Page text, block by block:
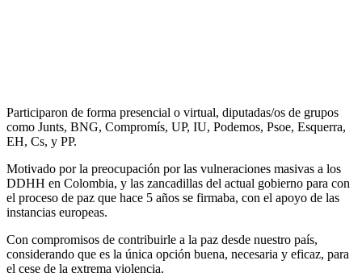
Participaron de forma presencial o virtual, diputadas/os de grupos
como Junts, BNG, Compromís, UP, IU, Podemos, Psoe, Esquerra,
EH, Cs, y PP.
Motivado por la preocupación por las vulneraciones masivas a los
DDHH en Colombia, y las zancadillas del actual gobierno para con
el proceso de paz que hace 5 años se firmaba, con el apoyo de las
instancias europeas.
Con compromisos de contribuirle a la paz desde nuestro país,
considerando que es la única opción buena, necesaria y eficaz, para
el cese de la extrema violencia.